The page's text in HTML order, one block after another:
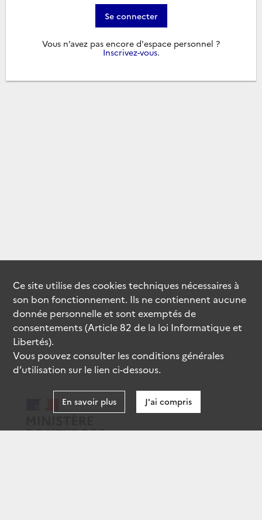
Se connecter
Vous n’avez pas encore d'espace personnel ?
Inscrivez-vous.
Ce site utilise descookiestechniques nécessaires à
son bon fonctionnement. Ils ne contiennent aucune
donnée personnelle et sont exemptés de
consentements (Article 82 de la loi Informatique et
Libertés).
Vous pouvez consulter les conditions générales
d’utilisation sur le lien ci-dessous.
En savoir plus J'ai compris